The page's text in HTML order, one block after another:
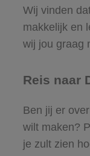
Wij vinden
makkelijk en
wij jou graag
Reis naar
Ben jij er
wilt maken?
je zult zien